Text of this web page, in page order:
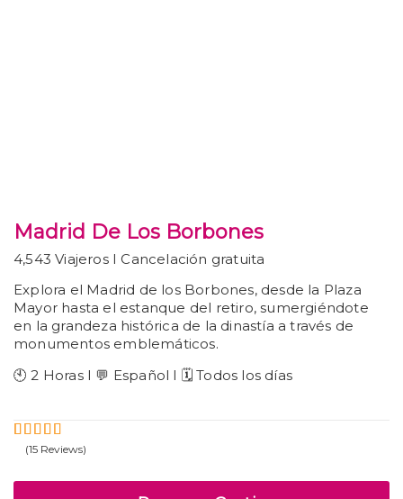
Madrid De Los Borbones
4,543 Viajeros I Cancelación gratuita
Explora el Madrid de los Borbones, desde la Plaza
Mayor hasta el estanque del retiro, sumergiéndote
en la grandeza histórica de la dinastía a través de
monumentos emblemáticos.
🕙 2 Horas I 💬 Español I 🗓️ Todos los días
4.6 Fuera
(15 Reviews)